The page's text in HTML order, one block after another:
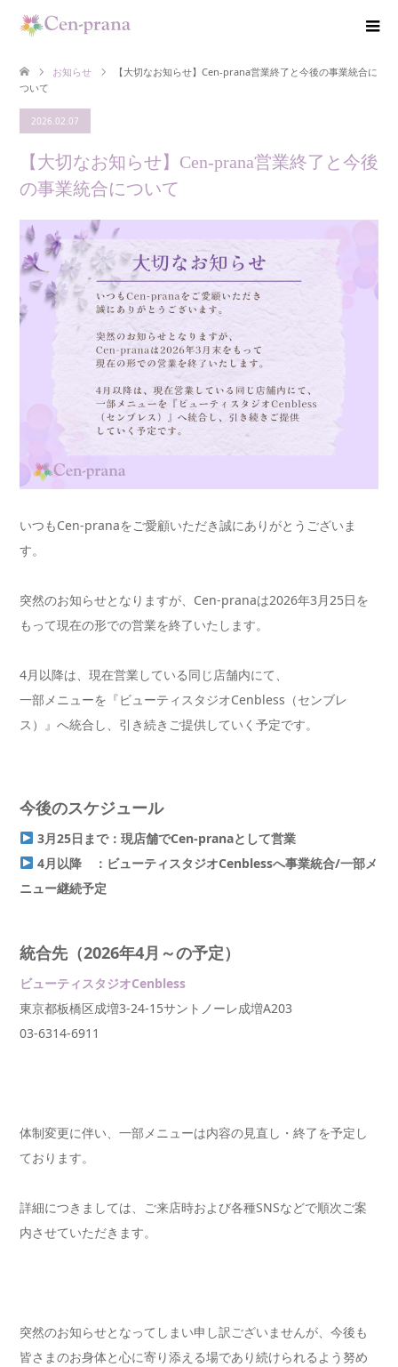
お知らせ
【大切なお知らせ】Cen-prana営業終了と今後の事業統合に
ついて
2026.02.07
【大切なお知らせ】Cen-prana営業終了と今後
の事業統合について
いつもCen-pranaをご愛顧いただき誠にありがとうございま
す。
突然のお知らせとなりますが、Cen-pranaは2026年3月25日を
もって現在の形での営業を終了いたします。
4月以降は、 現在営業している同じ店舗内にて、
一部メニューを『ビューティスタジオCenbless（センブレ
ス）』へ統合し、引き続きご提供していく予定です。
今後のスケジュール
3月25日まで：現店舗でCen-pranaとして営業
4月以降 ：ビューティスタジオCenblessへ事業統合/一部メ
ニュー継続予定
統合先（2026年4月～の予定）
ビューティスタジオCenbless
東京都板橋区成増3-24-15サントノーレ成増A203
03-6314-6911
体制変更に伴い、一部メニューは内容の見直し・終了を予定し
ております。
詳細につきましては、ご来店時および各種SNSなどで順次ご案
内させていただきます。
突然のお知らせとなってしまい申し訳ございませんが、今後も
皆さまのお身体と心に寄り添える場であり続けられるよう努め